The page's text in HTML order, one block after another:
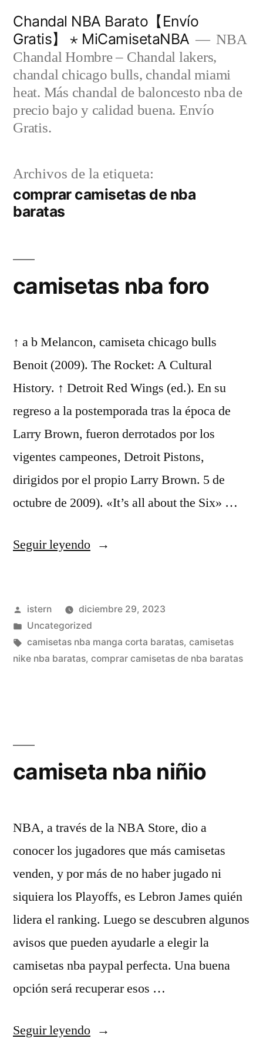
contenido
Chandal NBA Barato【Envío
Gratis】 ⋆ MiCamisetaNBA
NBA
Chandal Hombre – Chandal lakers,
chandal chicago bulls, chandal miami
heat. Más chandal de baloncesto nba de
precio bajo y calidad buena. Envío
Gratis.
Archivos de la etiqueta:
comprar camisetas de nba
baratas
camisetas nba foro
↑ a b Melancon, camiseta chicago bulls
Benoit (2009). The Rocket: A Cultural
History. ↑ Detroit Red Wings (ed.). En su
regreso a la postemporada tras la época de
Larry Brown, fueron derrotados por los
vigentes campeones, Detroit Pistons,
dirigidos por el propio Larry Brown. 5 de
octubre de 2009). «It’s all about the Six» …
Seguir leyendo«camisetas
Publicado
por
istern
diciembre 29, 2023
Publicado
en
Uncategorized
Etiquetas:
camisetas nba manga corta baratas, camisetas
nike nba baratas, comprar camisetas de nba baratas
camiseta nba niñio
NBA, a través de la NBA Store, dio a
conocer los jugadores que más camisetas
venden, y por más de no haber jugado ni
siquiera los Playoffs, es Lebron James quién
lidera el ranking. Luego se descubren algunos
avisos que pueden ayudarle a elegir la
camisetas nba paypal perfecta. Una buena
opción será recuperar esos …
Seguir leyendo«camiseta